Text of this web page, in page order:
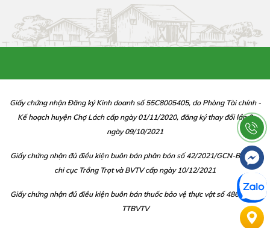
Giấy chứng nhận Đăng ký Kinh doanh số 55C8005405, do Phòng Tài chính -
Kế hoạch huyện Chợ Lách cấp ngày 01/11/2020, đăng ký thay đổi lần 2
ngày 09/10/2021
Giấy chứng nhận đủ điều kiện buôn bán phân bón số 42/2021/GCN-BBP do
chi cục Trồng Trọt và BVTV cấp ngày 10/12/2021
Giấy chứng nhận đủ điều kiện buôn bán thuốc bảo vệ thực vật số 486/CGN-
TTBVTV